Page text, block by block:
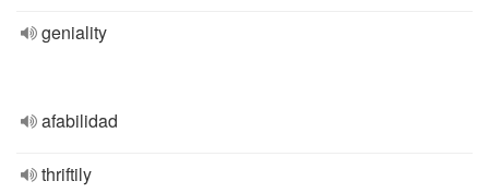
geniality
afabilidad
thriftily